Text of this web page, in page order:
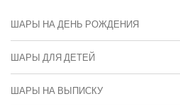
ШАРЫ НА ДЕНЬ РОЖДЕНИЯ
ШАРЫ ДЛЯ ДЕТЕЙ
ШАРЫ НА ВЫПИСКУ